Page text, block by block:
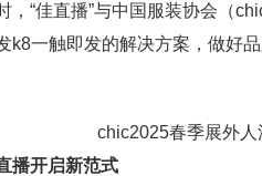
，“佳直播”与中国服装协会（
k8一触即发的解决方案，做好
chic2025春季展外人
播开启新范式